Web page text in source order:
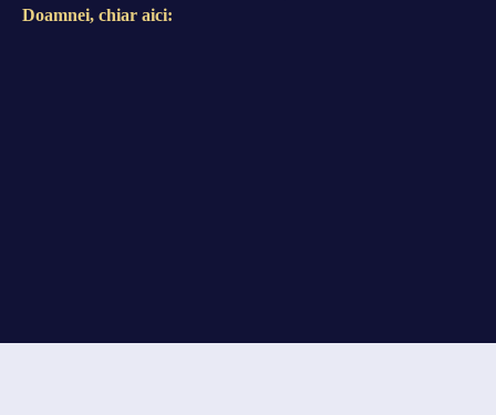
Doamnei, chiar aici: